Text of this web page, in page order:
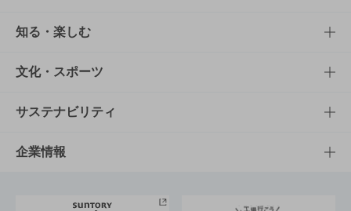
商品TOP
商品一覧
商品発売情報
栄養成分一覧
知る・楽しむ
知る・楽しむTOP
キャンペーン
工場見学
文化・スポーツ
文化・スポーツTOP
サントリーホール
サステナビリティ
サステナビリティTOP
企業情報